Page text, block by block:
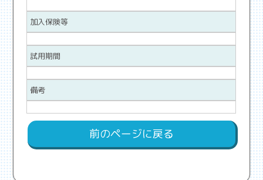
加入保険等
試用期間
備考
前のページに戻る